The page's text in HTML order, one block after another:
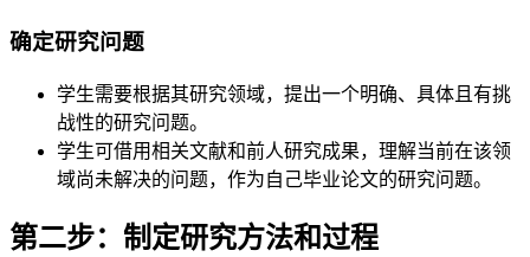
确定研究问题
学生需要根据其研究领域，提出一个明确、具体且有挑
战性的研究问题。
学生可借用相关文献和前人研究成果，理解当前在该领
域尚未解决的问题，作为自己毕业论文的研究问题。
第二步：制定研究方法和过程